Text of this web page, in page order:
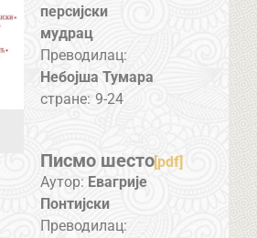
персијски
мудрац
Преводилац:
Небојша Тумара
стране: 9-24
Писмо шесто[pdf]
Аутор: Евагрије
Понтиjски
Преводилац: